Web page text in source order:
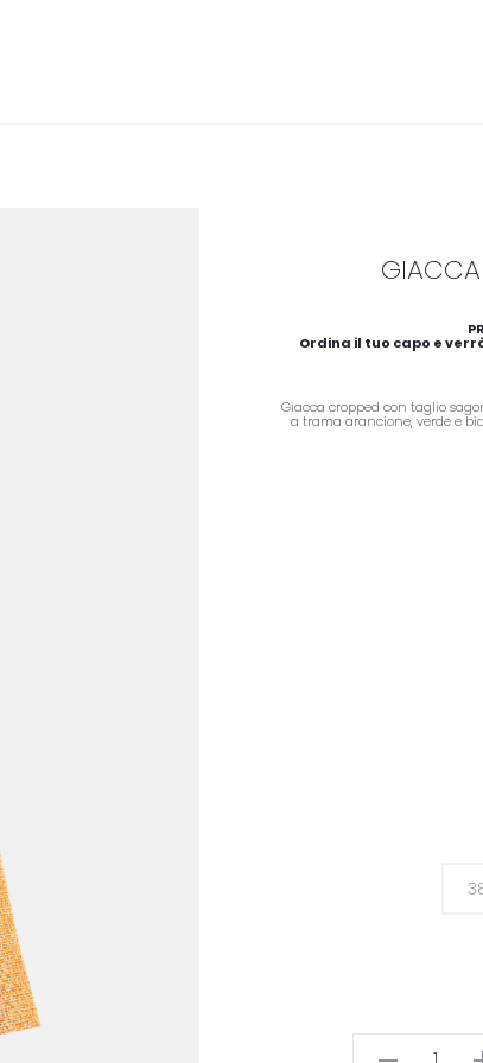
GIACCA
Ordina il tuo capo e
Giacca cropped con taglio
a trama arancione, verde e
GIACCA